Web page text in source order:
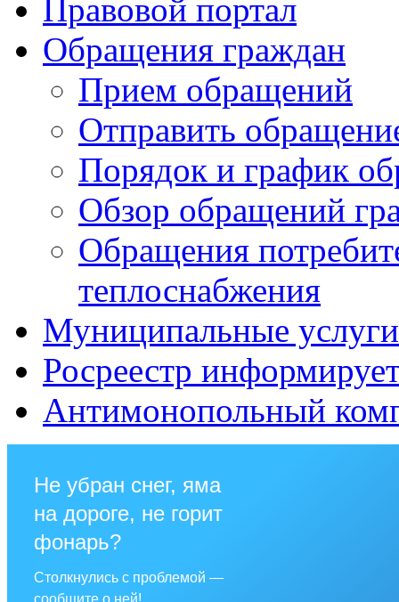
Правовой портал
Обращения граждан
Прием обращений
Отправить
Порядок и график
Обзор обращений
Обращения
теплоснабжения
Муниципальные
Росреестр
Антимонопольный
Не убран снег, яма
на дороге, не горит
фонарь?
Столкнулись с проблемой —
сообщите о ней!